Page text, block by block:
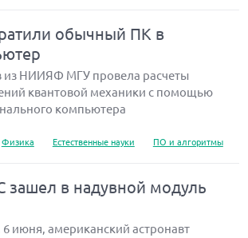
обычный ПК в
из НИИЯФ МГУ провела расчеты
квантовой механики с помощью
компьютера
Физика
Естественные науки ПО и алгоритмы
в надувной модуль
июня, американский астронавт